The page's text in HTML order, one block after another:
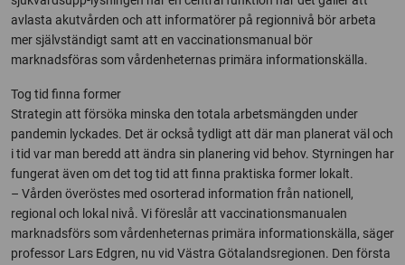
avlasta akutvården och att informatörer på regionnivå bör arbeta
mer självständigt samt att en vaccinationsmanual bör
marknadsföras som vårdenheternas primära informationskälla.
Tog tid finna former
Strategin att försöka minska den totala arbetsmängden under
pandemin lyckades. Det är också tydligt att där man planerat väl och
i tid var man beredd att ändra sin planering vid behov. Styrningen har
fungerat även om det tog tid att finna praktiska former lokalt.
– Vården överöstes med osorterad information från nationell,
regional och lokal nivå. Vi föreslår att vaccinationsmanualen
marknadsförs som vårdenheternas primära informationskälla, säger
professor Lars Edgren, nu vid Västra Götalandsregionen. Den första